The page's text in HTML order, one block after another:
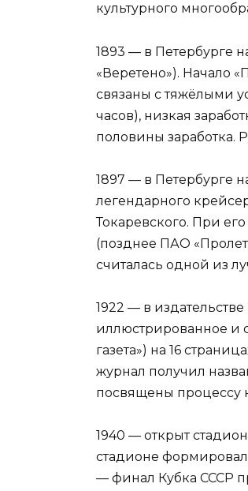
культурного
1893 — в Петербурге
«Веретено»). Начало
связаны с тяжёлыми
часов), низкая
половины заработка.
1897 — в Петербурге
легендарного
Токаревского. При
(позднее ПАО
считалась одной из
1922 — в
иллюстрированное и
газета») на 16
журнал получил
посвящены процессу
1940 — открыт
стадионе
— финал Кубка СССР